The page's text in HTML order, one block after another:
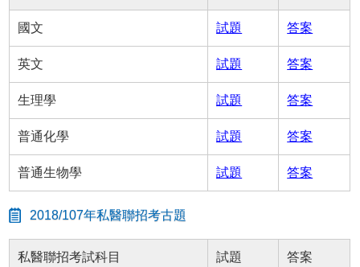
國文 試題 答案
英文 試題 答案
生理學 試題 答案
普通化學 試題 答案
普通生物學 試題 答案
2018/107年私醫聯招考古題
私醫聯招考試科目 試題 答案